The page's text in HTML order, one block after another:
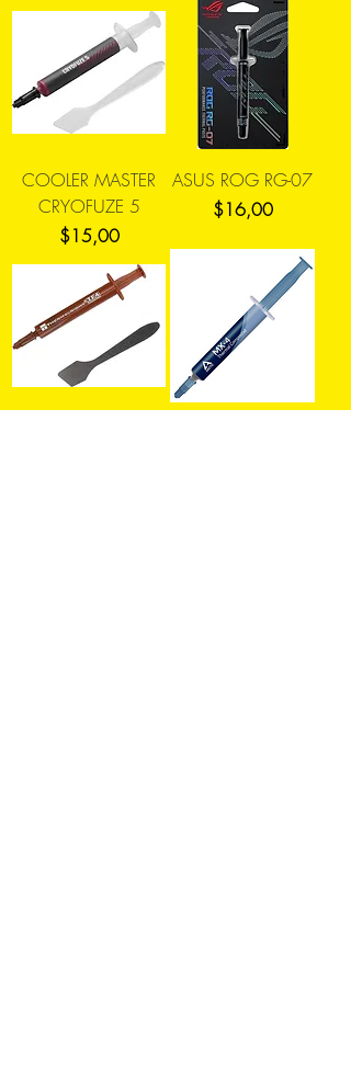
COOLER MASTER
CRYOFUZE 5
Precio
$15,00
ASUS ROG RG-07
Precio
$16,00